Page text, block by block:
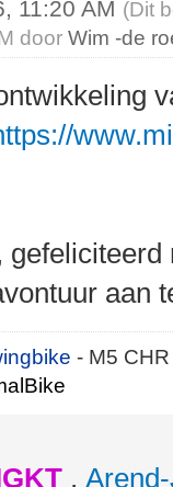
11:20 AM (Dit
doorWim -de
aan
- M5
,